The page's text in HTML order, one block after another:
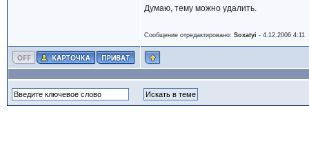
Думаю, тему можно удалить.
Сообщение отредактировано: Soxatyi - 4.12.2006 4:11